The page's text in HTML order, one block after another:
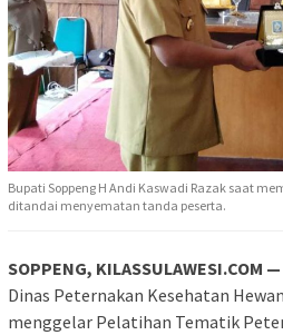
Bupati Soppeng H Andi Kaswadi Razak saat
ditandai menyematan tanda peserta.
SOPPENG, KILASSULAWESI.COM —
Dinas Peternakan Kesehatan
menggelar Pelatihan Tematik